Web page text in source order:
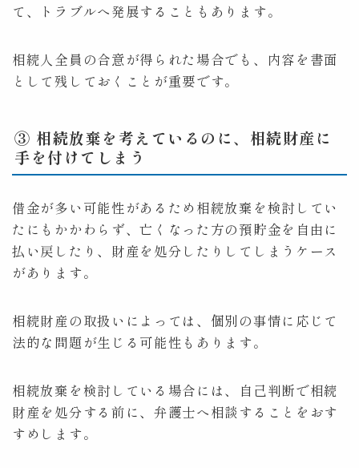
て、トラブルへ発展することもあります。
相続人全員の合意が得られた場合でも、内容を書面
として残しておくことが重要です。
③ 相続放棄を考えているのに、相続財産に
手を付けてしまう
借金が多い可能性があるため相続放棄を検討してい
たにもかかわらず、亡くなった方の預貯金を自由に
払い戻したり、財産を処分したりしてしまうケース
があります。
相続財産の取扱いによっては、個別の事情に応じて
法的な問題が生じる可能性もあります。
相続放棄を検討している場合には、自己判断で相続
財産を処分する前に、弁護士へ相談することをおす
すめします。